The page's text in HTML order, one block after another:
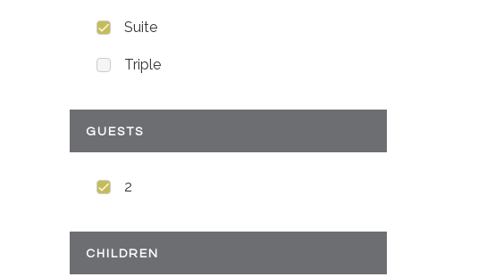
Suite
Triple
GUESTS
2
CHILDREN